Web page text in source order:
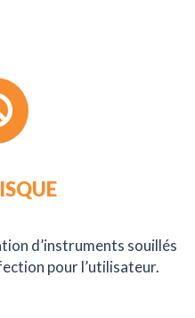
d’instruments souillés
pour l’utilisateur.